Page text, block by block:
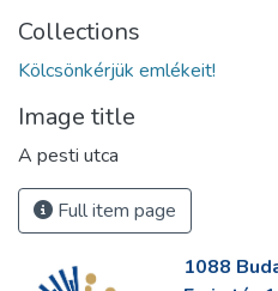
Collections
Kölcsönkérjük emlékeit!
Image title
A pesti utca
Full item page
1088